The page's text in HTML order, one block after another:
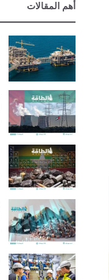
أهم المقالات